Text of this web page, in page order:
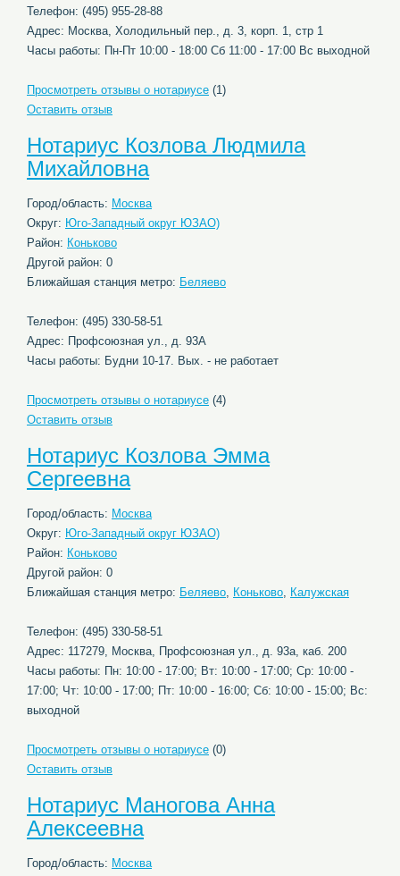
Телефон: (495) 955-28-88
Адрес: Москва, Холодильный пер., д. 3, корп. 1, стр 1
Часы работы: Пн-Пт 10:00 - 18:00 Сб 11:00 - 17:00 Вс выходной
Просмотреть отзывы о нотариусе (1)
Оставить отзыв
Нотариус Козлова Людмила
Михайловна
Город/область: Москва
Округ: Юго-Западный округ ЮЗАО)
Район: Коньково
Другой район: 0
Ближайшая станция метро: Беляево
Телефон: (495) 330-58-51
Адрес: Профсоюзная ул., д. 93А
Часы работы: Будни 10-17. Вых. - не работает
Просмотреть отзывы о нотариусе (4)
Оставить отзыв
Нотариус Козлова Эмма
Сергеевна
Город/область: Москва
Округ: Юго-Западный округ ЮЗАО)
Район: Коньково
Другой район: 0
Ближайшая станция метро: Беляево, Коньково, Калужская
Телефон: (495) 330-58-51
Адрес: 117279, Москва, Профсоюзная ул., д. 93а, каб. 200
Часы работы: Пн: 10:00 - 17:00; Вт: 10:00 - 17:00; Ср: 10:00 -
17:00; Чт: 10:00 - 17:00; Пт: 10:00 - 16:00; Сб: 10:00 - 15:00; Вс:
выходной
Просмотреть отзывы о нотариусе (0)
Оставить отзыв
Нотариус Маногова Анна
Алексеевна
Город/область: Москва